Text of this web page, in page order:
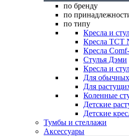
по бренду
по
по типу
Кресла и
Кресла TCT
Кресла
Стулья Дэми
Кресла и
Для обычных
Для
Коленные
Детские
Детские
Тумбы и стеллажи
Аксессуары